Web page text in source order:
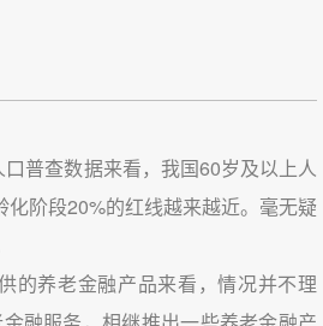
普查数据来看，我国60岁及以上人
阶段20%的红线越来越近。毫无疑
的养老金融产品来看，情况并不理